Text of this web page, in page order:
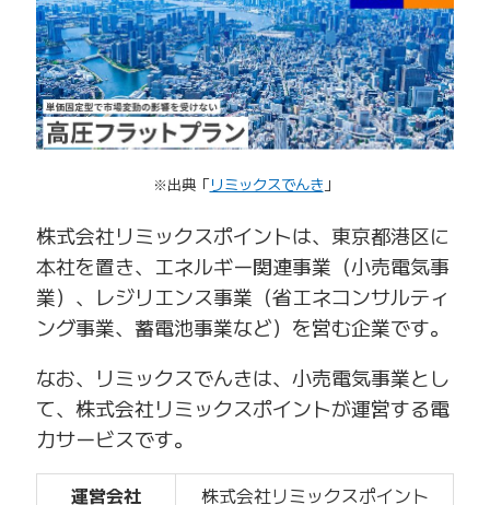
※出典「リミックスでんき 」
株式会社リミックスポイントは、東京都港区に
本社を置き、エネルギー関連事業（小売電気事
業）、レジリエンス事業（省エネコンサルティ
ング事業、蓄電池事業など）を営む企業です。
なお、リミックスでんきは、小売電気事業とし
て、株式会社リミックスポイントが運営する電
力サービスです。
運営会社
株式会社リミックスポイント